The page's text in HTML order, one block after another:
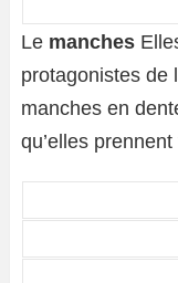
Le manches
protagonistes de
manches en
qu’elles